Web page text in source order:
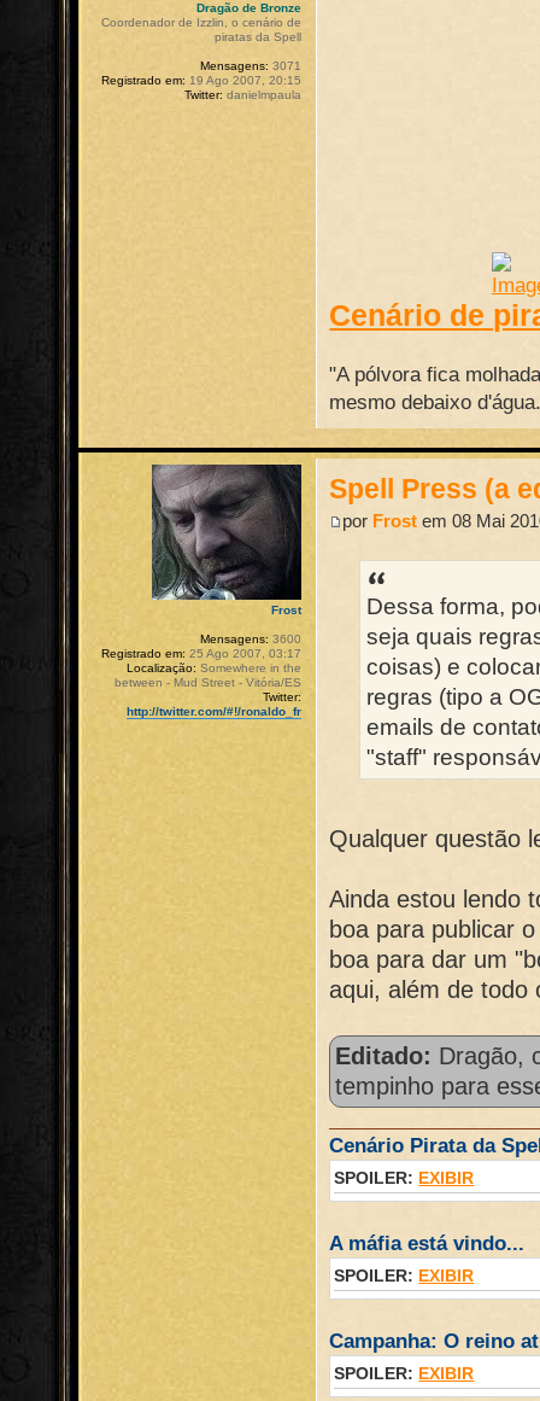
Cenário de
"A pólvora fica
mesmo debaixo
Dragão de Bronze
Coordenador de Izzlin, o cenário de
piratas da Spell
Mensagens: 3071
Registrado em: 19 Ago 2007, 20:15
Twitter: danielmpaula
Spell Press (a
por Frost em 08 Mai
Dessa forma,
seja quais
coisas) e
regras (tipo a
emails de
"staff"
Qualquer questão
Ainda estou lendo
boa para publicar
boa para dar um
aqui, além de todo
Editado: Dragão,
tempinho para
Cenário Pirata da
SPOILER: EXIBIR
A máfia está vindo...
SPOILER: EXIBIR
Campanha: O reino
SPOILER: EXIBIR
Frost
Mensagens: 3600
Registrado em: 25 Ago 2007, 03:17
Localização: Somewhere in the
between - Mud Street - Vitória/ES
Twitter:
http://twitter.com/#!/ronaldo_fr